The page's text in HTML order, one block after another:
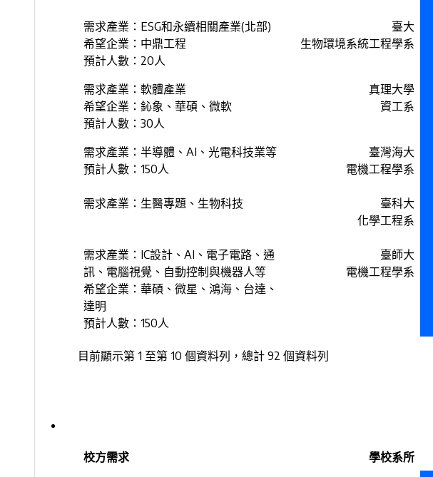
需求產業：ESG和永續相關產業(北部)
希望企業：中鼎工程
預計人數：20人
臺大
生物環境系統工程學系
需求產業：軟體產業
希望企業：鈊象、華碩、微軟
預計人數：30人
真理大學
資工系
需求產業：半導體、AI、光電科技業等
預計人數：150人
臺灣海大
電機工程學系
需求產業：生醫專題、生物科技
臺科大
化學工程系
需求產業：IC設計、AI、電子電路、通
訊、電腦視覺、自動控制與機器人等
希望企業：華碩、微星、鴻海、台達、
達明
預計人數：150人
臺師大
電機工程學系
目前顯示第 1 至第 10 個資料列，總計 92 個資料列
校方需求 學校系所